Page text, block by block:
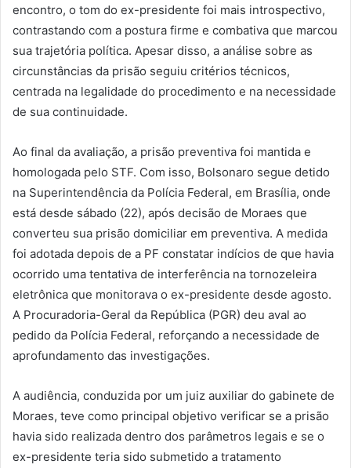
encontro, o tom do ex-presidente foi mais introspectivo,
contrastando com a postura firme e combativa que marcou
sua trajetória política. Apesar disso, a análise sobre as
circunstâncias da prisão seguiu critérios técnicos,
centrada na legalidade do procedimento e na necessidade
de sua continuidade.
Ao final da avaliação, a prisão preventiva foi mantida e
homologada pelo STF. Com isso, Bolsonaro segue detido
na Superintendência da Polícia Federal, em Brasília, onde
está desde sábado (22), após decisão de Moraes que
converteu sua prisão domiciliar em preventiva. A medida
foi adotada depois de a PF constatar indícios de que havia
ocorrido uma tentativa de interferência na tornozeleira
eletrônica que monitorava o ex-presidente desde agosto.
A Procuradoria-Geral da República (PGR) deu aval ao
pedido da Polícia Federal, reforçando a necessidade de
aprofundamento das investigações.
A audiência, conduzida por um juiz auxiliar do gabinete de
Moraes, teve como principal objetivo verificar se a prisão
havia sido realizada dentro dos parâmetros legais e se o
ex-presidente teria sido submetido a tratamento